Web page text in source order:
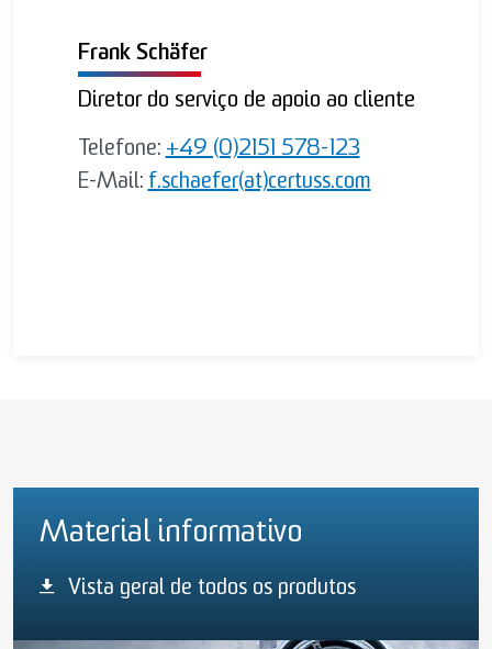
Diretor do serviço de apoio ao cliente
Frank Schäfer
Telefone: +49 (0)2151 578-123
E-Mail: f.schaefer(at)certuss.com
Material informativo
Vista geral de todos os produtos